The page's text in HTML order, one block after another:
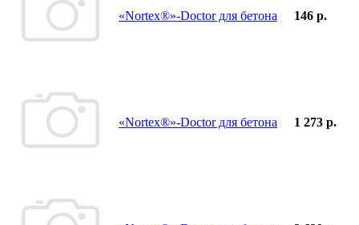
«Nortex®»-Doctor для бетона 146 р.
«Nortex®»-Doctor для бетона 1 273 р.